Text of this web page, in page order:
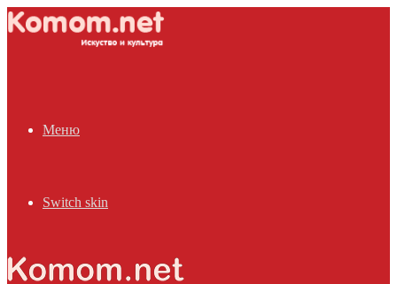
Меню
Switch skin